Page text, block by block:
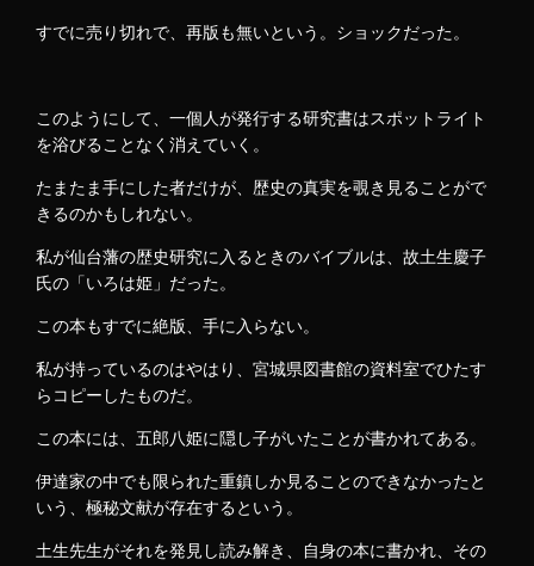
すでに売り切れで、再版も無いという。ショックだった。
このようにして、一個人が発行する研究書はスポットライト
を浴びることなく消えていく。
たまたま手にした者だけが、歴史の真実を覗き見ることがで
きるのかもしれない。
私が仙台藩の歴史研究に入るときのバイブルは、故土生慶子
氏の「いろは姫」だった。
この本もすでに絶版、手に入らない。
私が持っているのはやはり、宮城県図書館の資料室でひたす
らコピーしたものだ。
この本には、五郎八姫に隠し子がいたことが書かれてある。
伊達家の中でも限られた重鎮しか見ることのできなかったと
いう、極秘文献が存在するという。
土生先生がそれを発見し読み解き、自身の本に書かれ、その